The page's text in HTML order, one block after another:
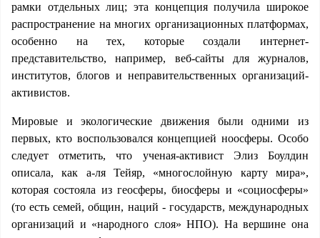
рамки отдельных лиц; эта концепция получила широкое
распространение на многих организационных платформах,
особенно на тех, которые создали интернет-
представительство, например, веб-сайты для журналов,
институтов, блогов и неправительственных организаций-
активистов.
Мировые и экологические движения были одними из
первых, кто воспользовался концепцией ноосферы. Особо
следует отметить, что ученая-активист Элиз Боулдин
описала, как а-ля Тейяр, «многослойную карту мира»,
которая состояла из геосферы, биосферы и «социосферы»
(то есть семей, общин, наций - государств, международных
организаций и «народного слоя» НПО). На вершине она